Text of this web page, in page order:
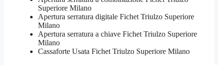
Superiore Milano
Apertura serratura​ ​digitale Fichet Triulzo Superiore
Milano
​Apertura serratura​ ​a chiave Fichet Triulzo Superiore
Milano
​Cassaforte Usata Fichet Triulzo Superiore Milano